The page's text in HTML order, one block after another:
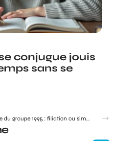
conjugue jouis
sans se